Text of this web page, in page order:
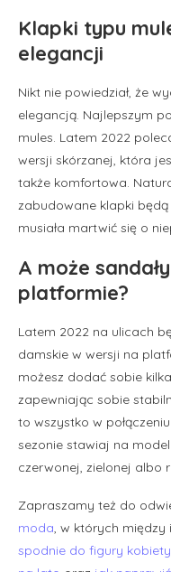
Klapki typu
elegancji
Nikt nie powiedział, że
elegancją. Najlepszym
mules. Latem 2022
wersji skórzanej, która
także komfortowa.
zabudowane klapki będą
musiała martwić się o
A może
platformie?
Latem 2022 na ulicach
damskie w wersji na
możesz dodać sobie
zapewniając sobie
to wszystko w
sezonie stawiaj na
czerwonej, zielonej albo
Zapraszamy też do
moda, w których
spodnie do figury kobiety